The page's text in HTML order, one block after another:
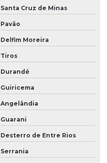
Santa Cruz de Minas
Pavão
Delfim Moreira
Tiros
Durandé
Guiricema
Angelândia
Guarani
Desterro de Entre Rios
Serrania